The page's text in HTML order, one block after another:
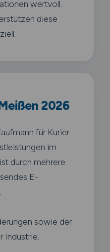
wertvoll.
diese
2026
für Kurier
im
durch mehrere
E-
sowie der
Industrie.